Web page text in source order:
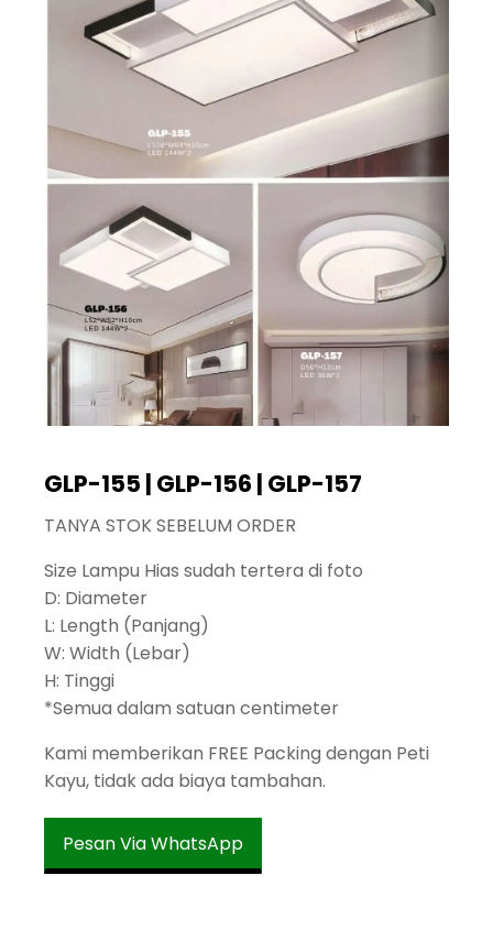
GLP-155 | GLP-156 | GLP-157
TANYA STOK SEBELUM ORDER
Size Lampu Hias sudah tertera di foto
D: Diameter
L: Length (Panjang)
W: Width (Lebar)
H: Tinggi
*Semua dalam satuan centimeter
Kami memberikan FREE Packing dengan Peti
Kayu, tidak ada biaya tambahan.
Pesan Via WhatsApp